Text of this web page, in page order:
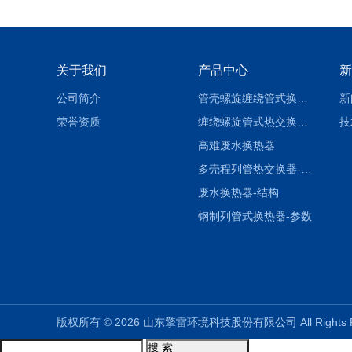
关于我们
公司简介
荣誉资质
产品中心
高难废水换热器
废水换热器-结构
钢制列管式换热器-参数
版权所有 © 2026 山东擎雷环境科技股份有限公司 All